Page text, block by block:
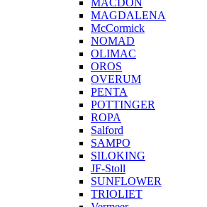
MACDON
MAGDALENA
McCormick
NOMAD
OLIMAC
OROS
OVERUM
PENTA
POTTINGER
ROPA
Salford
SAMPO
SILOKING
JF-Stoll
SUNFLOWER
TRIOLIET